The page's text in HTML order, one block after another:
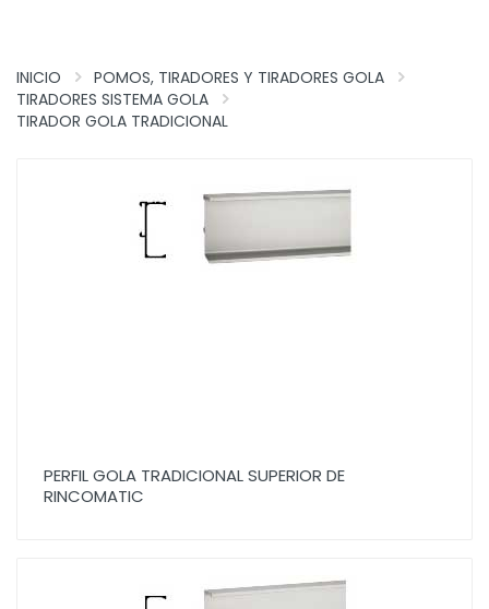
INICIO
POMOS, TIRADORES Y TIRADORES GOLA
TIRADORES SISTEMA GOLA
TIRADOR GOLA TRADICIONAL
PERFIL GOLA TRADICIONAL SUPERIOR DE
RINCOMATIC